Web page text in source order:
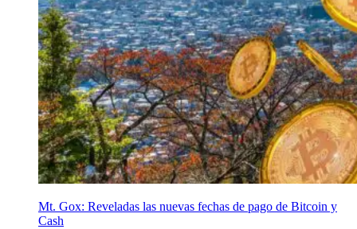
Mt. Gox: Reveladas las nuevas fechas de pago de Bitcoin y
Cash